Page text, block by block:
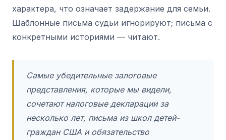
характера, что означает задержание для семьи.
Шаблонные письма судьи игнорируют; письма с
конкретными историями — читают.
Самые убедительные залоговые
представления, которые мы видели,
сочетают налоговые декларации за
несколько лет, письма из школ детей-
граждан США и обязательство